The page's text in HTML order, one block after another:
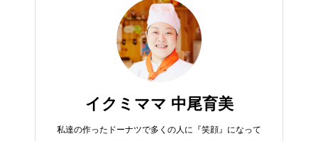
イクミママ 中尾育美
私達の作ったドーナツで多くの人に『笑顔』になって